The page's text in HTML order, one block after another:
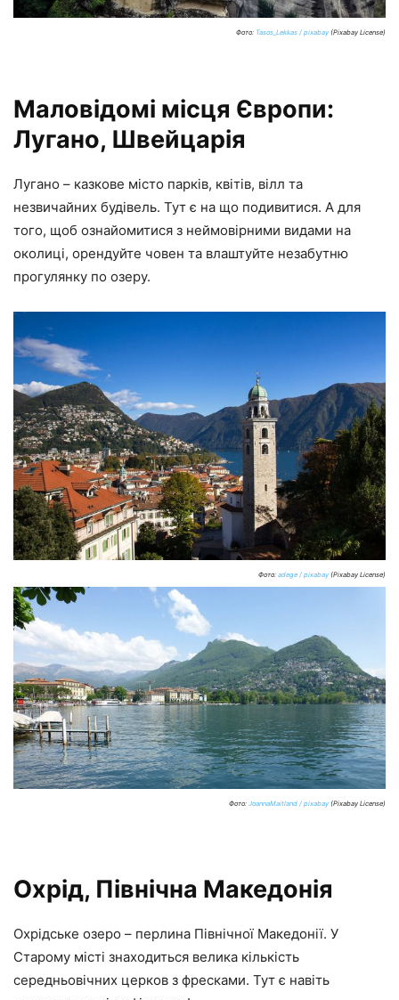
Фото: Tasos_Lekkas / pixabay (Pixabay License)
Маловідомі місця Європи:
Лугано, Швейцарія
Лугано – казкове місто парків, квітів, вілл та
незвичайних будівель. Тут є на що подивитися. А для
того, щоб ознайомитися з неймовірними видами на
околиці, орендуйте човен та влаштуйте незабутню
прогулянку по озеру.
Фото: adege / pixabay (Pixabay License)
Фото: JoannaMaitland / pixabay (Pixabay License)
Охрід, Північна Македонія
Охрідське озеро – перлина Північної Македонії. У
Старому місті знаходиться велика кількість
середньовічних церков з фресками. Тут є навіть